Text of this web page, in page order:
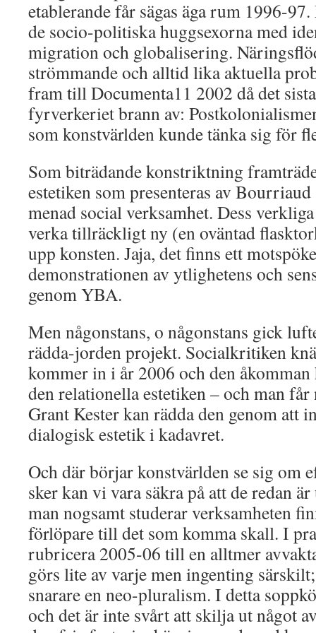
etablerande får sägas äga rum 1996-
de socio-politiska huggsexorna med
migration och globalisering.
strömmande och alltid lika aktuella
fram till Documenta11 2002 då det
fyrverkeriet brann av:
som konstvärlden kunde tänka sig för
Som biträdande konstriktning
estetiken som presenteras av
menad social verksamhet. Dess
verka tillräckligt ny (en oväntad
upp konsten. Jaja, det finns ett
demonstrationen av ytlighetens och
genom YBA.
Men någonstans, o någonstans gick
rädda-jorden projekt. Socialkritiken
kommer in i år 2006 och den åkomman
den relationella estetiken – och man
Grant Kester kan rädda den genom att
dialogisk estetik i kadavret.
Och där börjar konstvärlden se sig om
sker kan vi vara säkra på att de redan
man nogsamt studerar verksamheten
förlöpare till det som komma skall. I
rubricera 2005-06 till en alltmer
görs lite av varje men ingenting
snarare en neo-pluralism. I detta
och det är inte svårt att skilja ut något